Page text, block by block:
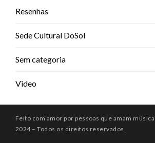
Resenhas
Sede Cultural DoSol
Sem categoria
Video
Feito com amor por pessoas que amam música
2024 – Todos os direitos reservados.